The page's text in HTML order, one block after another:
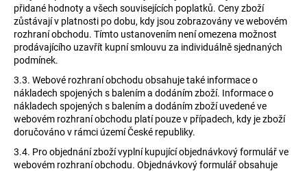
přidané hodnoty a všech souvisejících poplatků. Ceny zboží
zůstávají v platnosti po dobu, kdy jsou zobrazovány ve webovém
rozhraní obchodu. Tímto ustanovením není omezena možnost
prodávajícího uzavřít kupní smlouvu za individuálně sjednaných
podmínek.
3.3. Webové rozhraní obchodu obsahuje také informace o
nákladech spojených s balením a dodáním zboží. Informace o
nákladech spojených s balením a dodáním zboží uvedené ve
webovém rozhraní obchodu platí pouze v případech, kdy je zboží
doručováno v rámci území České republiky.
3.4. Pro objednání zboží vyplní kupující objednávkový formulář ve
webovém rozhraní obchodu. Objednávkový formulář obsahuje